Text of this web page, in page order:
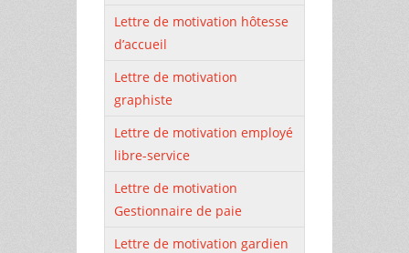
Lettre de motivation hôtesse
d’accueil
Lettre de motivation
graphiste
Lettre de motivation employé
libre-service
Lettre de motivation
Gestionnaire de paie
Lettre de motivation gardien